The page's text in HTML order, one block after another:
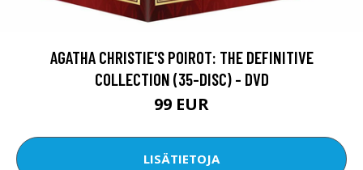
AGATHA CHRISTIE'S POIROT: THE DEFINITIVE
COLLECTION (35-DISC) - DVD
99 EUR
LISÄTIETOJA